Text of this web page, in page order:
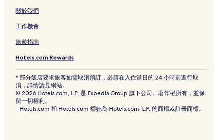
關於我們
工作機會
旅遊指南
Hotels.com Rewards
* 部分飯店要求旅客如需取消預訂，必須在入住當日的 24 小時前進行取
消，詳情請見網站。
© 2026 Hotels.com, L.P. 是 Expedia Group 旗下公司。著作權所有，並保
留一切權利。
Hotels.com 和 Hotels.com 標誌為 Hotels.com, L.P. 的商標或註冊商標。